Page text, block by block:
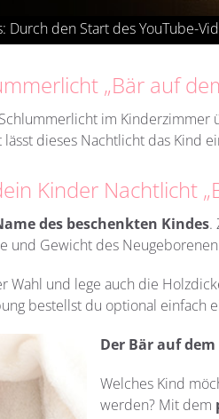
„Bär auf
im Kinderzimmer
dieses Nachtlicht das Kind
Kinder Nachtlicht
des beschenkten Kindes.
und Gewicht des
Wahl und lege auch die
bestellst du optional einfach
Der Bär auf
Welches Kind
werden? Mit dem